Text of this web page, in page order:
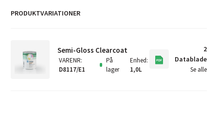
PRODUKTVARIATIONER
Semi-Gloss Clearcoat
VARENR:
D8117/E1
På
lager
Enhed:
1,0L
2
Datablade
Se alle